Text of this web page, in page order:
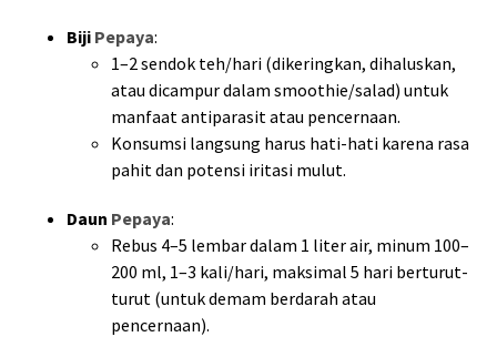
Biji Pepaya:
1–2 sendok teh/hari (dikeringkan, dihaluskan,
atau dicampur dalam smoothie/salad) untuk
manfaat antiparasit atau pencernaan.
Konsumsi langsung harus hati-hati karena rasa
pahit dan potensi iritasi mulut.
Daun Pepaya:
Rebus 4–5 lembar dalam 1 liter air, minum 100–
200 ml, 1–3 kali/hari, maksimal 5 hari berturut-
turut (untuk demam berdarah atau
pencernaan).